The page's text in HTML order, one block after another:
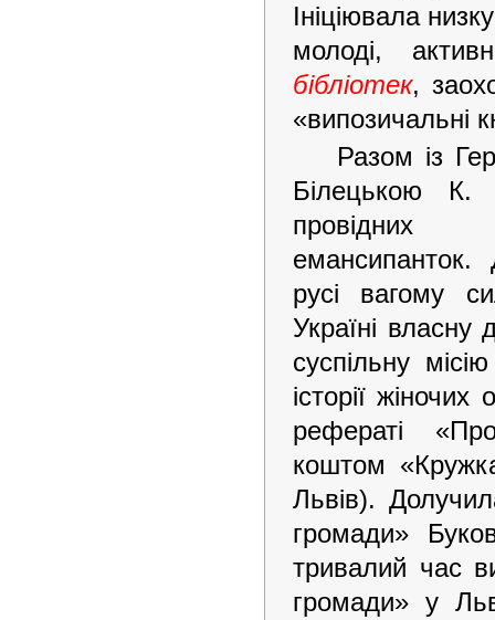
Ініціювала
молоді,
бібліотек,
«випозичальні
Разом із
Білецькою
провідних
русі вагому
Україні власну
суспільну
історії жіночих
рефераті
коштом
Львів).
громади»
тривалий час
громади» у